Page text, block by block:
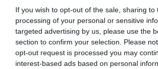
If you wish to opt-out of the sale, sharing to
processing of your personal or sensitive
targeted advertising by us, please use the
section to confirm your selection. Please
opt-out request is processed you may
interest-based ads based on personal
gyakrabban látják a színész autójánál.
Megosztás: Facebook Twitter